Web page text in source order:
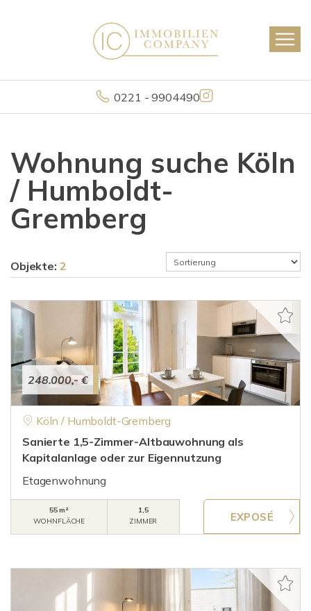
0221 - 9904490
Wohnung suche Köln
/ Humboldt-
Gremberg
Objekte: 2
248.000,- €
Köln / Humboldt-Gremberg
Sanierte 1,5-Zimmer-Altbauwohnung als
Kapitalanlage oder zur Eigennutzung
Etagenwohnung
55 m²
WOHNFLÄCHE
1,5
ZIMMER